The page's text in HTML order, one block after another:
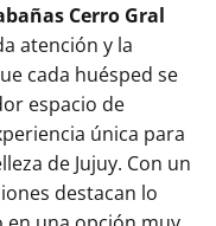
Cerro Gral
atención y la
cada huésped se
espacio de
única para
de Jujuy. Con un
destacan lo